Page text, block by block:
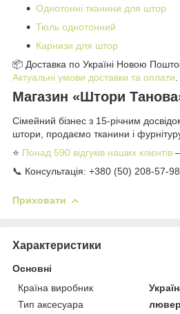
Однотонні тканини для штор
Тюль однотонний
Карнизи для штор
📦 Доставка по Україні Новою
Актуальні умови доставки та оплати
Магазин «Штори
Сімейний бізнес з 15-річним
штори, продаємо тканини і
⭐ Понад 590 відгуків наших клієнтів
📞 Консультація: +380 (50) 208-57-98
Приховати
Характеристики
Основні
Країна виробник
Тип аксесуара